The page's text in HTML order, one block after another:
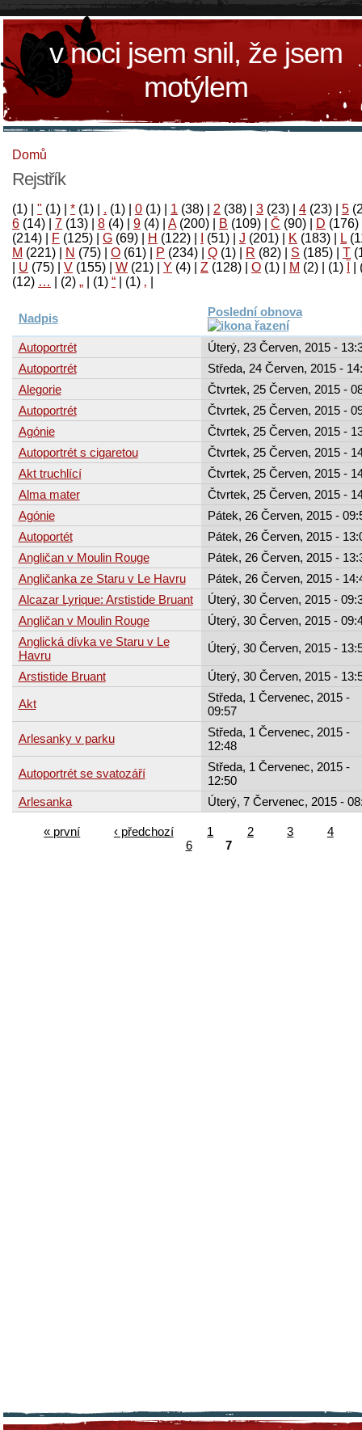
v noci jsem snil, že jsem
motýlem
Domů
Rejstřík
(1) " (1) * (1) . (1) 0 (1) 1 (38) 2 (38) 3 (23) 4 (23) 5
6 (14) 7 (13) 8 (4) 9 (4) A(200) B (109) Č (90) D (176)
(214)
F (125) G (69) H (122) (51) J (201) K (183) L
M (221) N (75) O (61) P (234) Q (1) R (82) S (185) T
U (75) V (155) W (21) Y (4) Z (128) Ο (1) М (2)
(1)
‚
(1)
“
(1)
„
(2)
…
(12)
Nadpis Poslední obnova
Autoportrét
Úterý, 23 Červen, 2015 -
Autoportrét
Středa, 24 Červen, 2015 -
Alegorie
Čtvrtek, 25 Červen, 2015 -
Autoportrét
Čtvrtek, 25 Červen, 2015 -
Agónie
Čtvrtek, 25 Červen, 2015 -
Autoportrét s cigaretou
Čtvrtek, 25 Červen, 2015 -
Akt truchlící
Čtvrtek, 25 Červen, 2015 -
Alma mater
Čtvrtek, 25 Červen, 2015 -
Agónie
Pátek, 26 Červen, 2015 -
Autoportét
Pátek, 26 Červen, 2015 -
Angličan v Moulin Rouge
Pátek, 26 Červen, 2015 -
Angličanka ze Staru v Le Havru
Pátek, 26 Červen, 2015 -
Alcazar Lyrique: Arstistide Bruant
Úterý, 30 Červen, 2015 -
Angličan v Moulin Rouge
Úterý, 30 Červen, 2015 -
Anglická dívka ve Staru v Le
Havru
Úterý, 30 Červen, 2015 -
Arstistide Bruant
Úterý, 30 Červen, 2015 -
Akt
Středa, 1 Červenec, 2015 -
09:57
Arlesanky v parku
Středa, 1 Červenec, 2015 -
12:48
Autoportrét se svatozáří
Středa, 1 Červenec, 2015 -
12:50
Arlesanka
Úterý, 7 Červenec, 2015 -
« první ‹ předchozí 1 2 3
4
6
7